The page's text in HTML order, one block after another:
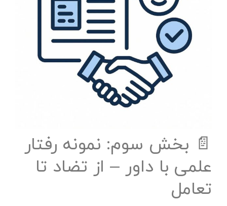
📄 بخش سوم: نمونه رفتار
علمی با داور – از تضاد تا
تعامل